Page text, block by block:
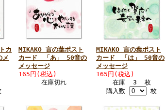
カ
MIKAKO 言の葉ポスト
カード 「あ」 50音の
メッセージ
165円(税込)
在庫切れ
MIKAKO 言の葉ポスト
カード 「は」 50音の
メッセージ
165円(税込)
在庫 3 枚
購入数
枚